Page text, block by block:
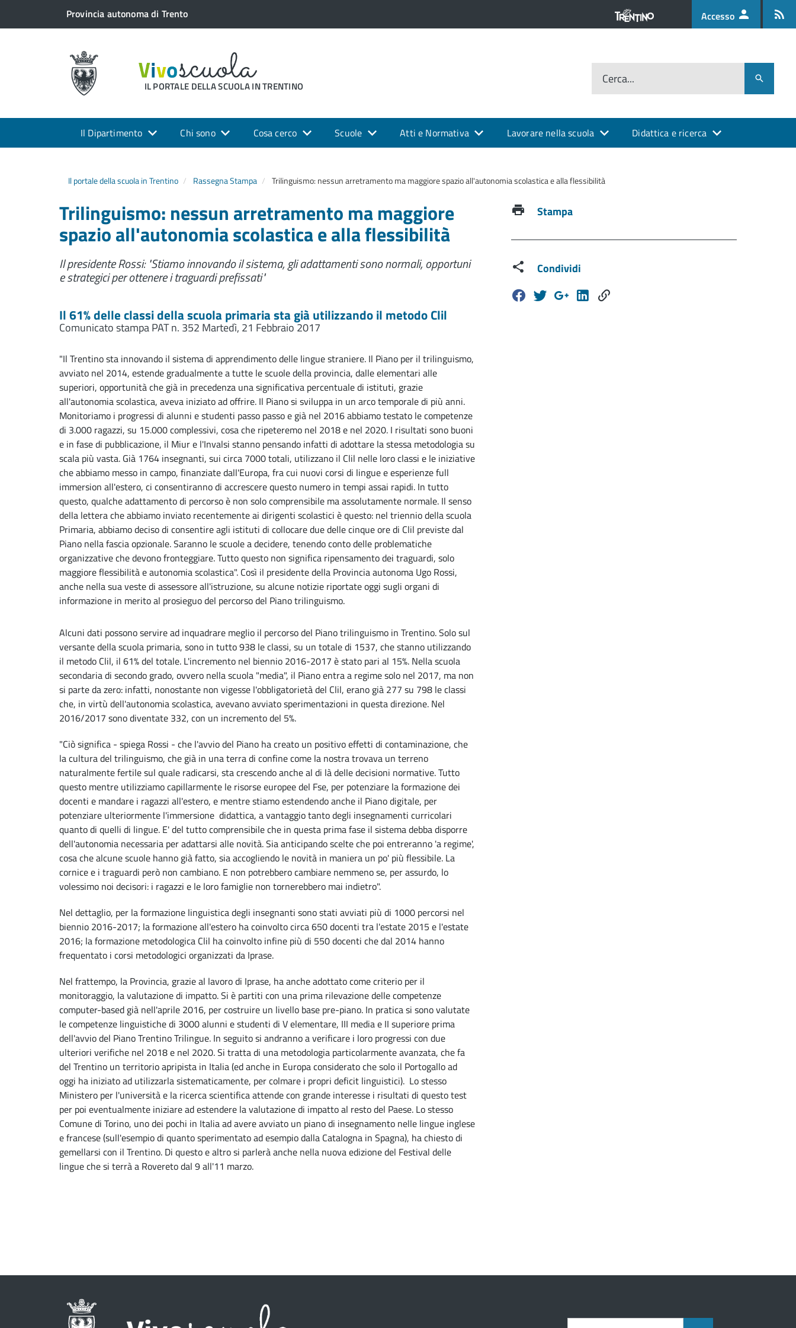
Provincia autonoma di Trento Accesso
IL PORTALE DELLA SCUOLA IN TRENTINO Cerca...
Il Dipartimento Chi sono Cosa cerco Scuole Atti e Normativa Lavorare nella scuola Didattica e ricerca
Il portale della scuola in Trentino Rassegna Stampa Trilinguismo: nessun arretramento ma maggiore spazio all'autonomia scolastica e alla flessibilità
Trilinguismo: nessun arretramento ma maggiore
spazio all'autonomia scolastica e alla flessibilità
Il presidente Rossi: "Stiamo innovando il sistema, gli adattamenti sono normali, opportuni
e strategici per ottenere i traguardi prefissati"
Il 61% delle classi della scuola primaria sta già utilizzando il metodo Clil
Comunicato stampa PAT n. 352 Martedì, 21 Febbraio 2017
"Il Trentino sta innovando il sistema di apprendimento delle lingue straniere. Il Piano per il trilinguismo,
avviato nel 2014, estende gradualmente a tutte le scuole della provincia, dalle elementari alle
superiori, opportunità che già in precedenza una significativa percentuale di istituti, grazie
all'autonomia scolastica, aveva iniziato ad offrire. Il Piano si sviluppa in un arco temporale di più anni.
Monitoriamo i progressi di alunni e studenti passo passo e già nel 2016 abbiamo testato le competenze
di 3.000 ragazzi, su 15.000 complessivi, cosa che ripeteremo nel 2018 e nel 2020. I risultati sono buoni
e in fase di pubblicazione, il Miur e l'Invalsi stanno pensando infatti di adottare la stessa metodologia su
scala più vasta. Già 1764 insegnanti, sui circa 7000 totali, utilizzano il Clil nelle loro classi e le iniziative
che abbiamo messo in campo, finanziate dall'Europa, fra cui nuovi corsi di lingue e esperienze full
immersion all'estero, ci consentiranno di accrescere questo numero in tempi assai rapidi. In tutto
questo, qualche adattamento di percorso è non solo comprensibile ma assolutamente normale. Il senso
della lettera che abbiamo inviato recentemente ai dirigenti scolastici è questo: nel triennio della scuola
Primaria, abbiamo deciso di consentire agli istituti di collocare due delle cinque ore di Clil previste dal
Piano nella fascia opzionale. Saranno le scuole a decidere, tenendo conto delle problematiche
organizzative che devono fronteggiare. Tutto questo non significa ripensamento dei traguardi, solo
maggiore flessibilità e autonomia scolastica". Così il presidente della Provincia autonoma Ugo Rossi,
anche nella sua veste di assessore all'istruzione, su alcune notizie riportate oggi sugli organi di
informazione in merito al prosieguo del percorso del Piano trilinguismo.
Alcuni dati possono servire ad inquadrare meglio il percorso del Piano trilinguismo in Trentino. Solo sul
versante della scuola primaria, sono in tutto 938 le classi, su un totale di 1537, che stanno utilizzando
il metodo Clil, il 61% del totale. L'incremento nel biennio 2016-2017 è stato pari al 15%. Nella scuola
secondaria di secondo grado, ovvero nella scuola "media", il Piano entra a regime solo nel 2017, ma non
si parte da zero: infatti, nonostante non vigesse l'obbligatorietà del Clil, erano già 277 su 798 le classi
che, in virtù dell'autonomia scolastica, avevano avviato sperimentazioni in questa direzione. Nel
2016/2017 sono diventate 332, con un incremento del 5%.
"Ciò significa - spiega Rossi - che l'avvio del Piano ha creato un positivo effetti di contaminazione, che
la cultura del trilinguismo, che già in una terra di confine come la nostra trovava un terreno
naturalmente fertile sul quale radicarsi, sta crescendo anche al di là delle decisioni normative. Tutto
questo mentre utilizziamo capillarmente le risorse europee del Fse, per potenziare la formazione dei
docenti e mandare i ragazzi all'estero, e mentre stiamo estendendo anche il Piano digitale, per
potenziare ulteriormente l'immersione didattica, a vantaggio tanto degli insegnamenti curricolari
quanto di quelli di lingue. E' del tutto comprensibile che in questa prima fase il sistema debba disporre
dell'autonomia necessaria per adattarsi alle novità. Sia anticipando scelte che poi entreranno 'a regime',
cosa che alcune scuole hanno già fatto, sia accogliendo le novità in maniera un po' più flessibile. La
cornice e i traguardi però non cambiano. E non potrebbero cambiare nemmeno se, per assurdo, lo
volessimo noi decisori: i ragazzi e le loro famiglie non tornerebbero mai indietro".
Nel dettaglio, per la formazione linguistica degli insegnanti sono stati avviati più di 1000 percorsi nel
biennio 2016-2017; la formazione all'estero ha coinvolto circa 650 docenti tra l'estate 2015 e l'estate
2016; la formazione metodologica Clil ha coinvolto infine più di 550 docenti che dal 2014 hanno
frequentato i corsi metodologici organizzati da Iprase.
Nel frattempo, la Provincia, grazie al lavoro di Iprase, ha anche adottato come criterio per il
monitoraggio, la valutazione di impatto. Si è partiti con una prima rilevazione delle competenze
computer-based già nell'aprile 2016, per costruire un livello base pre-piano. In pratica si sono valutate
le competenze linguistiche di 3000 alunni e studenti di V elementare, III media e II superiore prima
dell'avvio del Piano Trentino Trilingue. In seguito si andranno a verificare i loro progressi con due
ulteriori verifiche nel 2018 e nel 2020. Si tratta di una metodologia particolarmente avanzata, che fa
del Trentino un territorio apripista in Italia (ed anche in Europa considerato che solo il Portogallo ad
oggi ha iniziato ad utilizzarla sistematicamente, per colmare i propri deficit linguistici). Lo stesso
Ministero per l'università e la ricerca scientifica attende con grande interesse i risultati di questo test
per poi eventualmente iniziare ad estendere la valutazione di impatto al resto del Paese. Lo stesso
Comune di Torino, uno dei pochi in Italia ad avere avviato un piano di insegnamento nelle lingue inglese
e francese (sull'esempio di quanto sperimentato ad esempio dalla Catalogna in Spagna), ha chiesto di
gemellarsi con il Trentino. Di questo e altro si parlerà anche nella nuova edizione del Festival delle
lingue che si terrà a Rovereto dal 9 all'11 marzo.
Stampa
Condividi